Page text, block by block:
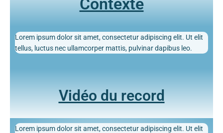
Contexte
Lorem ipsum dolor sit amet, consectetur adipiscing elit. Ut elit
tellus, luctus nec ullamcorper mattis, pulvinar dapibus leo.
Vidéo du record
Lorem ipsum dolor sit amet, consectetur adipiscing elit. Ut elit